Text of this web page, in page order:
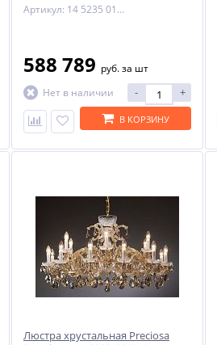
Артикул: 14 5235 018 90 11 00 28
588 789 руб.за шт
Нет в наличии
- +
В КОРЗИНУ
Люстра хрустальная Preciosa